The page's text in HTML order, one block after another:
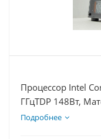
Процессор Intel
ГГцTDP 148Вт,
E, Видеокарта
Подробнее